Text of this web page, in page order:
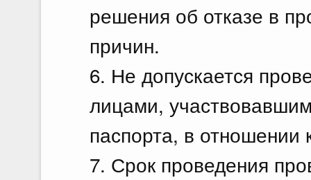
решения об отказе в
причин.
6. Не допускается
лицами,
паспорта, в отношении
7. Срок проведения